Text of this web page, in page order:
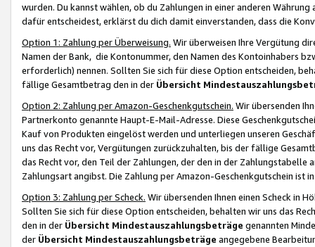
wurden. Du kannst wählen, ob du Zahlungen in einer anderen
dafür entscheidest, erklärst du dich damit einverstanden, dass die
Option 1: Zahlung per Überweisung. Wir überweisen Ihre Vergütung
Namen der Bank, die Kontonummer, den Namen des Kontoinhabers
erforderlich) nennen. Sollten Sie sich für diese Option entscheiden,
fällige Gesamtbetrag den in der Übersicht
Option 2: Zahlung per Amazon-Geschenkgutschein. Wir übersenden
Partnerkonto genannte Haupt-E-Mail-Adresse. Diese
Kauf von Produkten eingelöst werden und unterliegen unseren
uns das Recht vor, Vergütungen zurückzuhalten, bis der fällige
das Recht vor, den Teil der Zahlungen, der den in der
Zahlungsart angibst. Die Zahlung per Amazon-Geschenkgutschein ist
Option 3: Zahlung per Scheck. Wir übersenden Ihnen einen Scheck in
Sollten Sie sich für diese Option entscheiden, behalten wir uns das
den in der Übersicht Mindestauszahlungsbeträge genannten
der Übersicht Mindestauszahlungsbeträge angegebene